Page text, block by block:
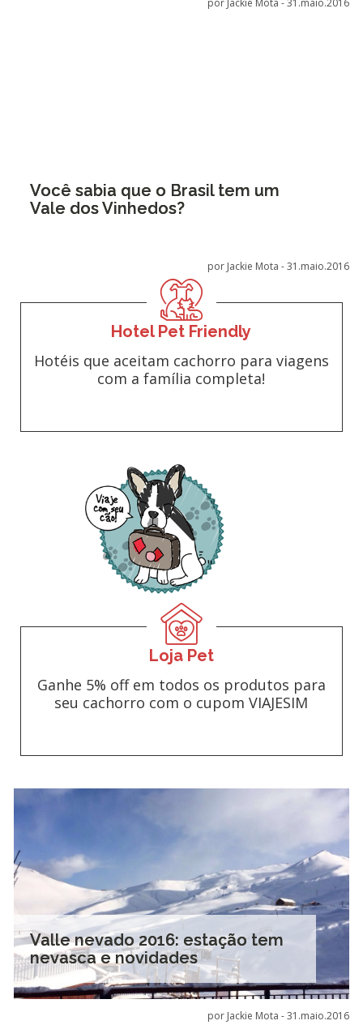
por Jackie Mota -31.maio.2016
Você sabia que o Brasil tem um
Vale dos Vinhedos?
por Jackie Mota -31.maio.2016
Hotel Pet Friendly
Hotéis que aceitam cachorro para viagens
com a família completa!
Loja Pet
Ganhe 5% off em todos os produtos para
seu cachorro com o cupom VIAJESIM
Valle nevado 2016: estação tem
nevasca e novidades
por Jackie Mota -31.maio.2016